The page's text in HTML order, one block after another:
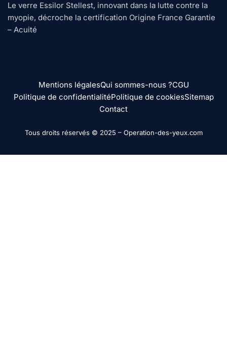
Le verre Essilor Stellest, innovant dans la lutte contre la
myopie, décroche la certification Origine France Garantie
– Acuité
Mentions légalesQui sommes-nous ?CGU
Politique de confidentialitéPolitique de cookiesSitemap
Contact
Tous droits réservés © 2025 – Operation-des-yeux.com